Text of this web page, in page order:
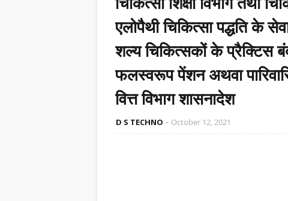
एलोपैथी चिकित्सा पद्धति के
शल्य चिकित्सकों के प्रैक्टिस
फलस्वरूप पेंशन अथवा
वित्त विभाग शासनादेश
D S TECHNO October 12, 2021